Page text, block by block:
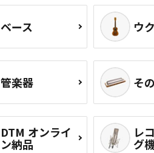
ベース ウ
管楽器 そ
DTM オンライ
ン納品
レ
グ